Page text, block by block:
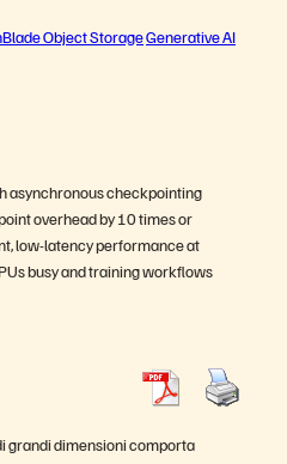
Object StorageGenerative AI
asynchronous checkpointing
overhead by 10 times or
low-latency performance at
busy and training workflows
grandi dimensioni comporta